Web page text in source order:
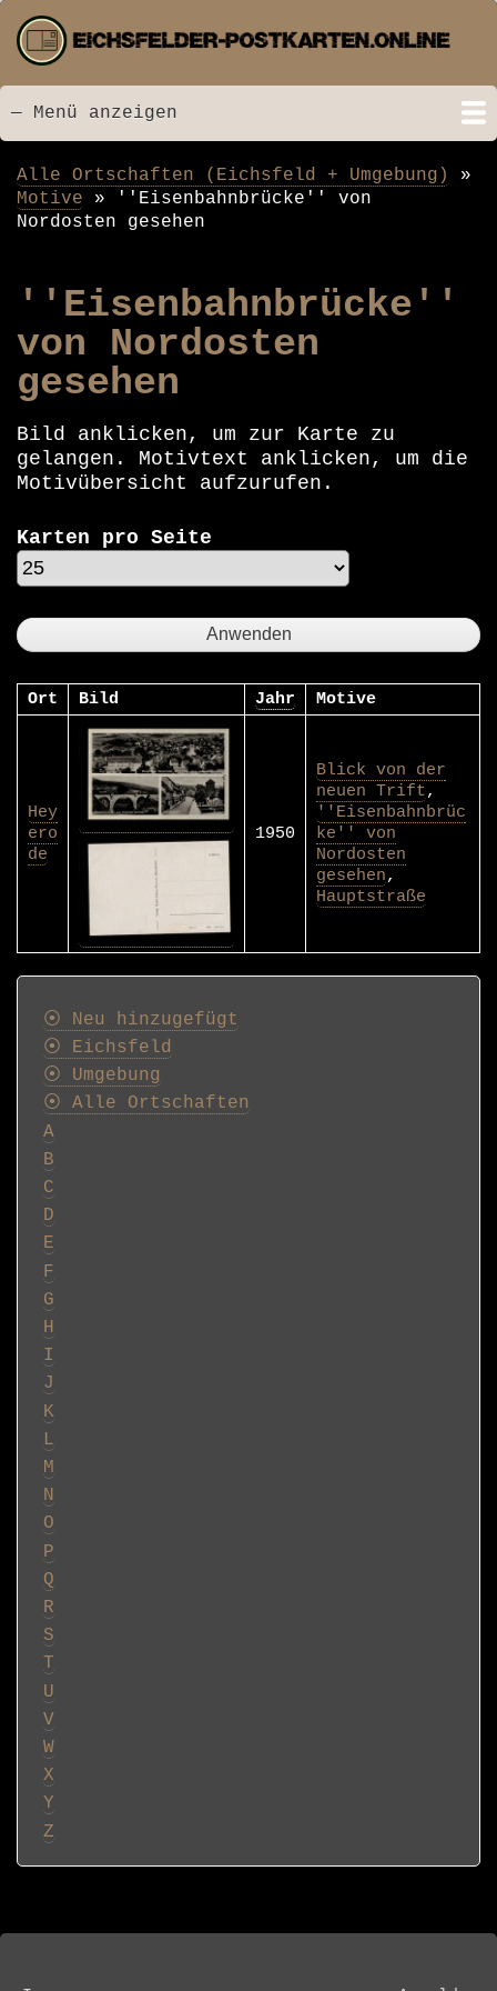
zum
Inhalt
Menü
— Menü anzeigen
Startseite
Neu hinzugefügt
Postkarten
Bildarchiv
Videos
Suche
Kontakt
Links
Spende
Pfadnavigation
Alle Ortschaften (Eichsfeld + Umgebung)
Motive
''Eisenbahnbrücke'' von
Nordosten gesehen
''Eisenbahnbrücke''
von Nordosten
gesehen
Bild anklicken, um zur Karte zu
gelangen. Motivtext anklicken, um die
Motivübersicht aufzurufen.
Karten pro Seite
Ort Bild Jahr Motive
Hey
ero
de
1950
Blick von der
neuen Trift,
''Eisenbahnbrüc
ke'' von
Nordosten
gesehen,
Hauptstraße
Postkarten
⦿ Neu hinzugefügt
⦿ Eichsfeld
⦿ Umgebung
⦿ Alle Ortschaften
A
B
C
D
E
F
G
H
I
J
K
L
M
N
O
P
Q
R
S
T
U
V
W
X
Y
Z